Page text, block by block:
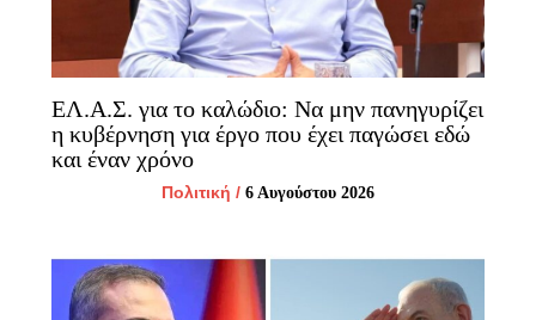
ΕΛ.Α.Σ. για το καλώδιο: Να μην πανηγυρίζει
η κυβέρνηση για έργο που έχει παγώσει εδώ
και έναν χρόνο
Πολιτική / 6 Αυγούστου 2026